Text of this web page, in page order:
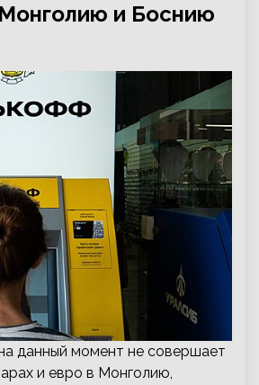
и Боснию
данный момент не совершает
и евро в Монголию,